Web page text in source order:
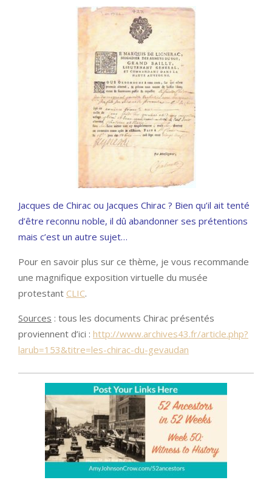
Jacques de Chirac ou Jacques Chirac ? Bien qu’il ait tenté
d’être reconnu noble, il dû abandonner ses prétentions
mais c’est un autre sujet…
Pour en savoir plus sur ce thème, je vous recommande
une magnifique exposition virtuelle du musée
protestant CLIC.
Sources : tous les documents Chirac présentés
proviennent d’ici : http://www.archives43.fr/article.php?
larub=153&titre=les-chirac-du-gevaudan